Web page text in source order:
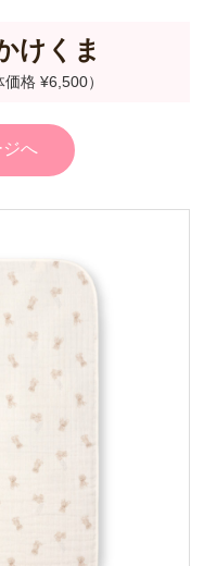
けくま
価格 ¥6,500）
ジへ